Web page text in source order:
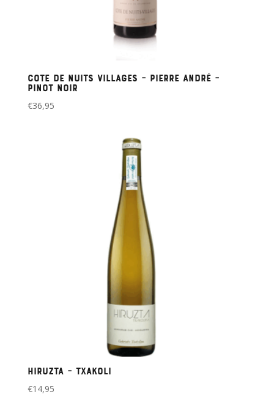
Cote de Nuits Villages – Pierre André –
Pinot Noir
€36,95
Hiruzta – Txakoli
€14,95